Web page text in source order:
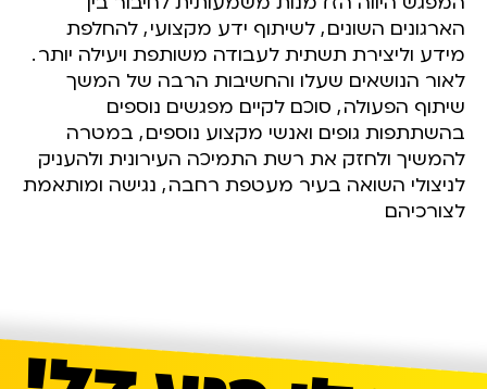
הארגונים השונים, לשיתוף ידע מקצועי, להחלפת
מידע וליצירת תשתית לעבודה משותפת ויעילה יותר.
לאור הנושאים שעלו והחשיבות הרבה של המשך
שיתוף הפעולה, סוכם לקיים מפגשים נוספים
בהשתתפות גופים ואנשי מקצוע נוספים, במטרה
להמשיך ולחזק את רשת התמיכה העירונית ולהעניק
לניצולי השואה בעיר מעטפת רחבה, נגישה ומותאמת
לצורכיהם.